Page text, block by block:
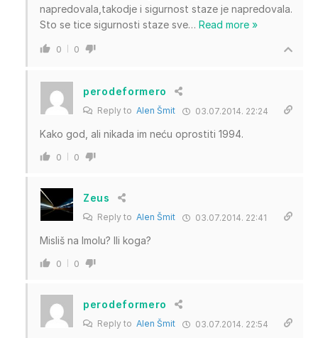
napredovala,takodje i sigurnost staze je napredovala.
Sto se tice sigurnosti staze sve… Read more »
0 0
perodeformero
Reply to Alen Šmit 03.07.2014. 22:24
Kako god, ali nikada im neću oprostiti 1994.
0 0
Zeus
Reply to Alen Šmit 03.07.2014. 22:41
Misliš na Imolu? Ili koga?
0 0
perodeformero
Reply to Alen Šmit 03.07.2014. 22:54